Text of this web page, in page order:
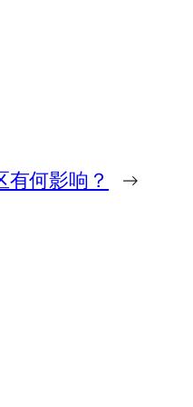
何影响？ →